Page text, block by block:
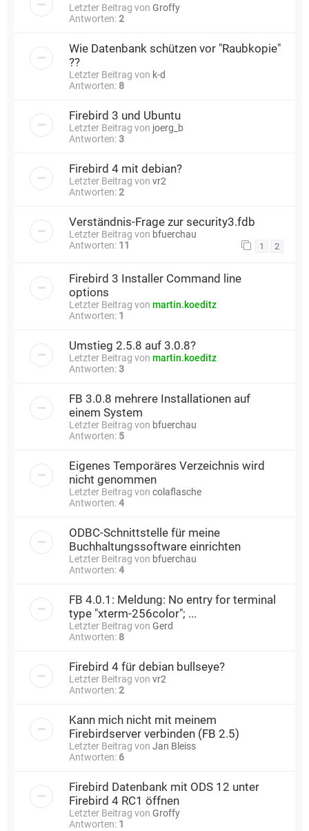
Letzter Beitrag von Groffy
Antworten:2
Wie Datenbank schützen vor "Raubkopie"
??
Letzter Beitrag von k-d
Antworten: 8
Firebird 3 und Ubuntu
Letzter Beitrag von joerg_b
Antworten:3
Firebird 4 mit debian?
Letzter Beitrag von vr2
Antworten:2
Verständnis-Frage zur security3.fdb
Letzter Beitrag von bfuerchau
Antworten: 11 1 2
Firebird 3 Installer Command line
options
Letzter Beitrag von martin.koeditz
Antworten: 1
Umstieg 2.5.8 auf 3.0.8?
Letzter Beitrag von martin.koeditz
Antworten:3
FB 3.0.8 mehrere Installationen auf
einem System
Letzter Beitrag von bfuerchau
Antworten: 5
Eigenes Temporäres Verzeichnis wird
nicht genommen
Letzter Beitrag von colaflasche
Antworten:4
ODBC-Schnittstelle für meine
Buchhaltungssoftware einrichten
Letzter Beitrag von bfuerchau
Antworten:4
FB 4.0.1: Meldung: No entry for terminal
type "xterm-256color"; ...
Letzter Beitrag von Gerd
Antworten: 8
Firebird 4 für debian bullseye?
Letzter Beitrag von vr2
Antworten:2
Kann mich nicht mit meinem
Firebirdserver verbinden (FB 2.5)
Letzter Beitrag von Jan Bleiss
Antworten: 6
Firebird Datenbank mit ODS 12 unter
Firebird 4 RC1 öffnen
Letzter Beitrag von Groffy
Antworten: 1